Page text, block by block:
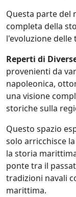
Questa parte del
completa della
l'evoluzione
Reperti di
provenienti da
napoleonica,
una visione
storiche sulla
Questo spazio
solo arricchisce
la storia
ponte tra il
tradizioni navali
marittima.